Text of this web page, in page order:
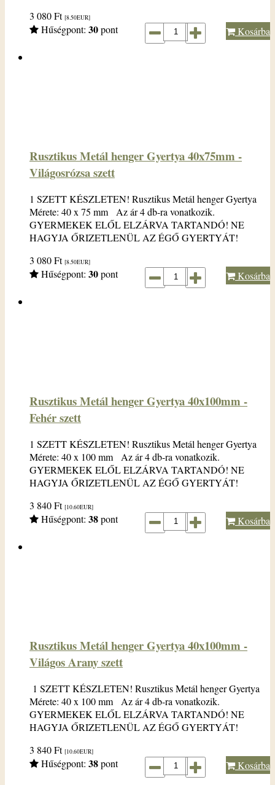
3 080Ft [8.50EUR]
Hűségpont: 30pont Kosárba
Rusztikus Metál henger Gyertya 40x75mm -
Világosrózsa szett
1 SZETT KÉSZLETEN! Rusztikus Metál henger Gyertya
Mérete: 40 x 75 mm Az ár 4 db-ra vonatkozik.
GYERMEKEK ELŐL ELZÁRVA TARTANDÓ! NE
HAGYJA ŐRIZETLENÜL AZ ÉGŐ GYERTYÁT!
3 080Ft [8.50EUR]
Hűségpont: 30pont Kosárba
Rusztikus Metál henger Gyertya 40x100mm -
Fehér szett
1 SZETT KÉSZLETEN! Rusztikus Metál henger Gyertya
Mérete: 40 x 100 mm Az ár 4 db-ra vonatkozik.
GYERMEKEK ELŐL ELZÁRVA TARTANDÓ! NE
HAGYJA ŐRIZETLENÜL AZ ÉGŐ GYERTYÁT!
3 840Ft [10.60EUR]
Hűségpont: 38pont Kosárba
Rusztikus Metál henger Gyertya 40x100mm -
Világos Arany szett
1 SZETT KÉSZLETEN! Rusztikus Metál henger Gyertya
Mérete: 40 x 100 mm Az ár 4 db-ra vonatkozik.
GYERMEKEK ELŐL ELZÁRVA TARTANDÓ! NE
HAGYJA ŐRIZETLENÜL AZ ÉGŐ GYERTYÁT!
3 840Ft [10.60EUR]
Hűségpont: 38pont Kosárba